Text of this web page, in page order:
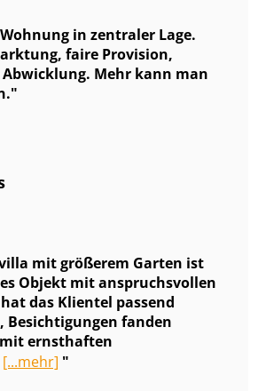
in zentraler Lage.
faire Provision,
Mehr kann man
mit größerem Garten ist
Objekt mit anspruchsvollen
das Klientel passend
Besichtigungen fanden
ernsthaften
[...mehr]